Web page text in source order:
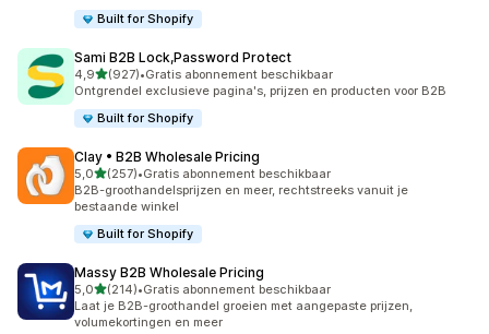
Built for Shopify
Sami B2B Lock,Password Protect
4,9van 5 sterren
(927)
927 recensies in totaal
•Gratis abonnement beschikbaar
Ontgrendel exclusieve pagina's, prijzen en producten voor B2B
Built for Shopify
Clay • B2B Wholesale Pricing
5,0van 5 sterren
(257)
257 recensies in totaal
•Gratis abonnement beschikbaar
B2B-groothandelsprijzen en meer, rechtstreeks vanuit je
bestaande winkel
Built for Shopify
Massy B2B Wholesale Pricing
5,0van 5 sterren
(214)
214 recensies in totaal
•Gratis abonnement beschikbaar
Laat je B2B-groothandel groeien met aangepaste prijzen,
volumekortingen en meer